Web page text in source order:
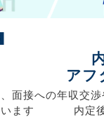
面接への
ます
アフ
年収交渉
内定